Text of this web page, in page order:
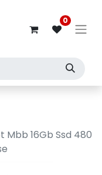
0
Mbb 16Gb Ssd 480